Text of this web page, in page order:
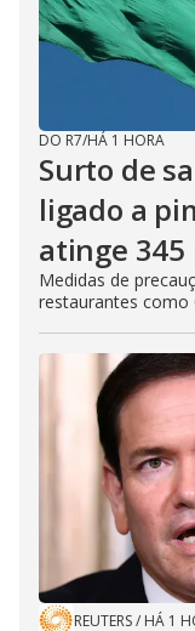
DO R7/HÁ 1 HORA
Surto de
ligado a
atinge 345
Medidas de
restaurantes como
REUTERS/ HÁ 1